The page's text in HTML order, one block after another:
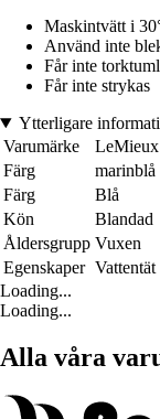
Maskintvätt i
Använd inte
Får inte
Får inte strykas
Ytterligare
Varumärke
LeMieux
Färg
marinblå
Färg
Blå
Kön
Blandad
Åldersgrupp Vuxen
Egenskaper Vattentät
Loading...
Loading...
Alla våra